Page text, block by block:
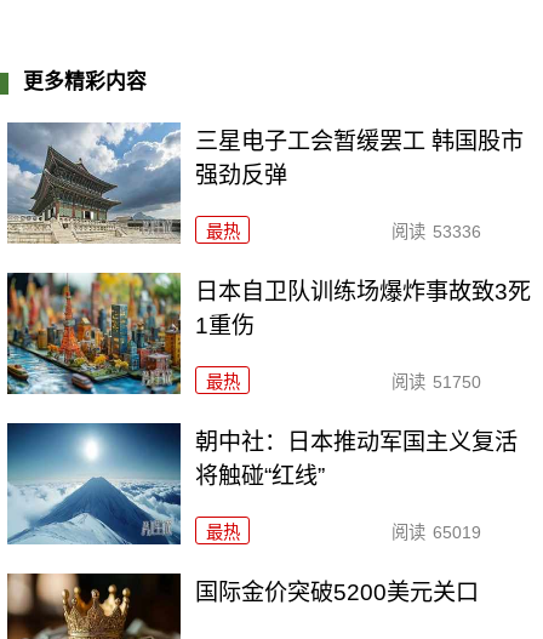
更多精彩内容
三星电子工会暂缓罢工 韩国股市
强劲反弹
最热 阅读 53336
日本自卫队训练场爆炸事故致3死
1重伤
最热 阅读 51750
朝中社：日本推动军国主义复活
将触碰“红线”
最热 阅读 65019
国际金价突破5200美元关口